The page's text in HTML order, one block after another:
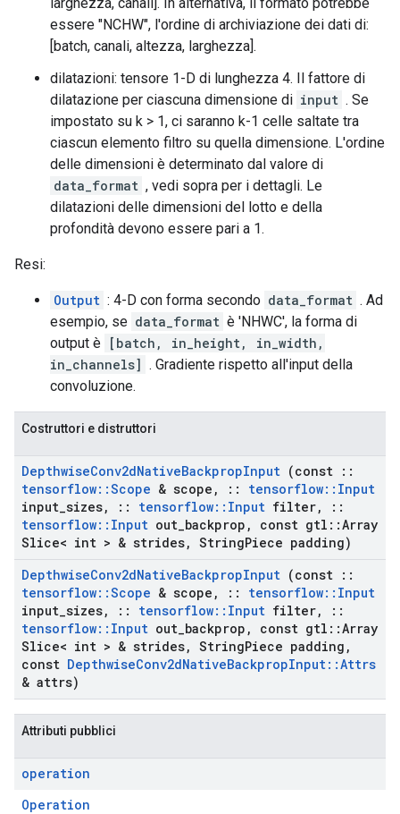
essere "NCHW", l'ordine di archiviazione dei dati di:
[batch, canali, altezza, larghezza].
dilatazioni: tensore 1-D di lunghezza 4. Il fattore di
dilatazione per ciascuna dimensione di input . Se
impostato su k > 1, ci saranno k-1 celle saltate tra
ciascun elemento filtro su quella dimensione. L'ordine
delle dimensioni è determinato dal valore di
data_format , vedi sopra per i dettagli. Le
dilatazioni delle dimensioni del lotto e della
profondità devono essere pari a 1.
Resi:
Output : 4-D con forma secondo data_format . Ad
esempio, se data_format è 'NHWC', la forma di
output è [batch, in_height, in_width,
in_channels] . Gradiente rispetto all'input della
convoluzione.
Costruttori e distruttori
DepthwiseConv2dNativeBackpropInput (const ::
tensorflow::Scope & scope , :: tensorflow:: Input
input sizes, :: tensorflow:: Input filter,
::
tensorflow:: Input out backprop , const gtl ::Array
Slice< int > & strides, StringPiece padding)
DepthwiseConv2dNativeBackpropInput (const ::
tensorflow::Scope & scope , :: tensorflow:: Input
input sizes, :: tensorflow:: Input filter,
::
tensorflow:: Input out backprop , const gtl ::Array
Slice< int > & strides, StringPiece padding ,
const DepthwiseConv2dNativeBackpropInput::Attrs
& attrs)
Attributi pubblici
operation
Operation